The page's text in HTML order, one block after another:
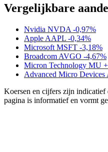
Vergelijkbare
Nvidia NVDA -0,97%
Apple AAPL -0,34%
Microsoft MSFT -3,18%
Broadcom AVGO -4,67%
Micron Technology MU
Advanced Micro Devices
Koersen en cijfers zijn
pagina is informatief en vormt